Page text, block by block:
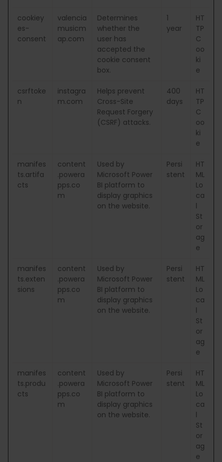
cookiey
es-
consent
valencia
musicm
ap.com
Determines
whether the
user has
accepted the
cookie consent
box.
1
year
HT
TP
C
oo
ki
e
csrftoke
n
instagra
m.com
Helps prevent
Cross-Site
Request Forgery
(CSRF) attacks.
400
days
HT
TP
C
oo
ki
e
manifes
ts.artifa
cts
content
.powera
pps.co
m
Used by
Microsoft Power
BI platform to
display graphics
on the website.
Persi
stent
HT
ML
Lo
ca
l
St
or
ag
e
manifes
ts.exten
sions
content
.powera
pps.co
m
Used by
Microsoft Power
BI platform to
display graphics
on the website.
Persi
stent
HT
ML
Lo
ca
l
St
or
ag
e
manifes
ts.produ
cts
content
.powera
pps.co
m
Used by
Microsoft Power
BI platform to
display graphics
on the website.
Persi
stent
HT
ML
Lo
ca
l
St
or
ag
e